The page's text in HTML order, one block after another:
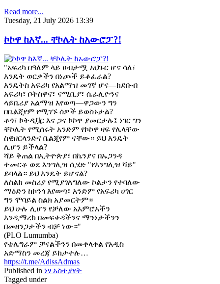
Read more...
Tuesday, 21 July 2026 13:39
ኮኮዋ ከእኛ... ቸኮሌት ከአውሮፓ?!
"አፍሪካ በዓለም ላይ ሀብታሟ አህጉር ሆና ሳለ፣
እንዴት ወርቃችን በነጮች ይቆፈራል?
እንዴትስ አፍሪካ የአልማዝ መገኛ ሆና—ከደቡብ
አፍሪካ፣ ቦትስዋና፣ ናሚቢያ፣ ሴራሊዮንና
ላይቤሪያ አልማዝ እየወጣ—ዋጋውን ግን
በቤልጂየም የሚገኙ ሰዎች ይወስኑታል?
ቶጎ፣ ኮትዲቯር እና ጋና ኮኮዋ ያመርታሉ፤ ነገር ግን
ቸኮሌት የሚሰሩት አንድም የኮኮዋ ዛፍ የሌላቸው
ስዊዘርላንድና ቤልጂየም ናቸው። ይህ እንዴት
ሊሆን ይችላል?
ሻይ ቅጠል በኢትዮጵያ፣ በኬንያና በኡጋንዳ
ተመርቶ ወደ እንግሊዝ ሲሄድ "የእንግሊዝ ሻይ"
ይባላል። ይህ እንዴት ይሆናል?
ለስልክ መስሪያ የሚያገለግለው ኮልታን የተባለው
ማዕድን ከኮንጎ እየወጣ፣ አንድም የአፍሪካ ሀገር
ግን ሞባይል ስልክ አያመርትም።
ይህ ሁሉ ሊሆን የቻለው አእምሮአችን
እንዲማረክ በመፍቀዳችንና ማንነታችንን
በመዘንጋታችን ብቻ ነው።"
(PLO Lumumba)
የቴሌግራም ቻናልችንን በመቀላቀል የአዲስ
አድማስን መረጃ ይከታተሉ…
https://t.me/AdissAdmas
Published in ነፃ አስተያየት
Tagged under